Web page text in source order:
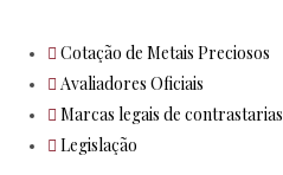
Cotação de Metais Preciosos
Avaliadores Oficiais
Marcas legais de contrastarias
Legislação